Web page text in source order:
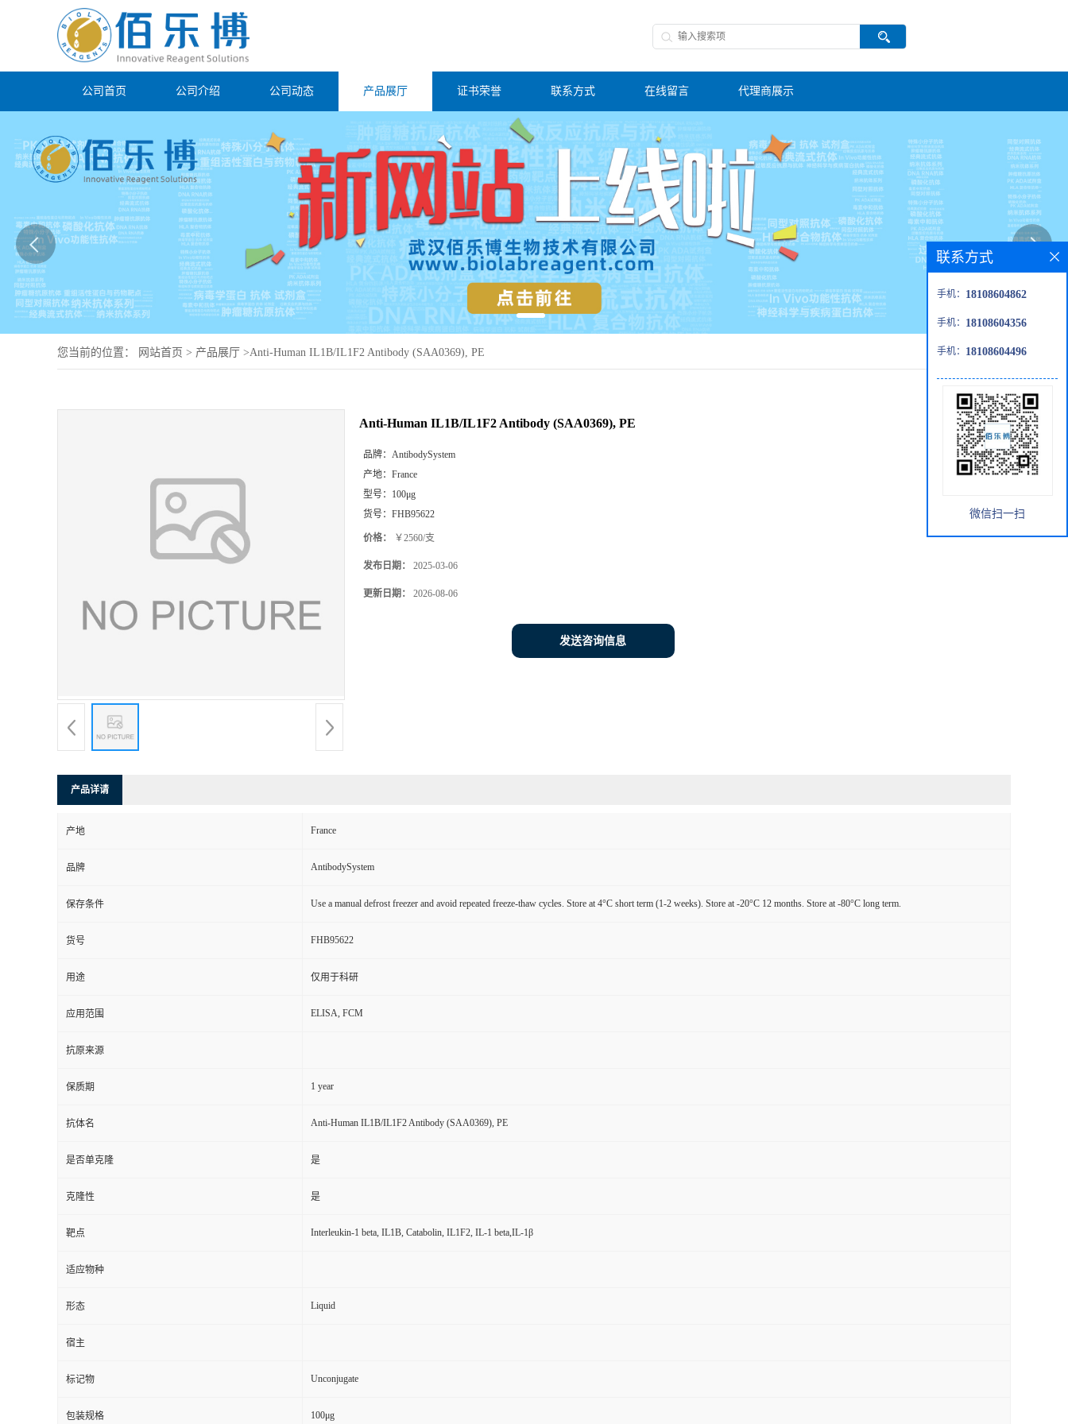
公司首页 公司介绍 公司动态 产品展厅 证书荣誉 联系方式 在线留言 代理商展示
您当前的位置： 网站首页 > 产品展厅 >Anti-Human IL1B/IL1F2 Antibody (SAA0369), PE
Anti-Human IL1B/IL1F2 Antibody (SAA0369), PE
品牌： AntibodySystem
产地： France
型号： 100μg
货号： FHB95622
价格： ￥2560/支
发布日期： 2025-03-06
更新日期： 2026-08-06
发送咨询信息
产品详请
产地 France
品牌 AntibodySystem
保存条件 Use a manual defrost freezer and avoid repeated freeze-thaw cycles. Store at 4°C short term (1-2 weeks). Store at -20°C 12 months. Store at -80°C long term.
货号 FHB95622
用途 仅用于科研
应用范围 ELISA, FCM
抗原来源
保质期 1 year
抗体名 Anti-Human IL1B/IL1F2 Antibody (SAA0369), PE
是否单克隆 是
克隆性 是
靶点 Interleukin-1 beta, IL1B, Catabolin, IL1F2, IL-1 beta,IL-1β
适应物种
形态 Liquid
宿主
标记物 Unconjugate
包装规格 100μg
联系方式
手机： 18108604862
手机： 18108604356
手机： 18108604496
微信扫一扫